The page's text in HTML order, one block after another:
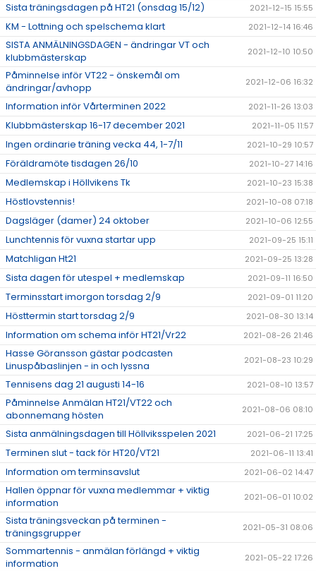
Sista träningsdagen på HT21 (onsdag 15/12) 2021-12-15 15:55
KM - Lottning och spelschema klart 2021-12-14 16:46
SISTA ANMÄLNINGSDAGEN - ändringar VT och
klubbmästerskap
2021-12-10 10:50
Påminnelse inför VT22 - önskemål om
ändringar/avhopp
2021-12-06 16:32
Information inför Vårterminen 2022 2021-11-26 13:03
Klubbmästerskap 16-17 december 2021 2021-11-05 11:57
Ingen ordinarie träning vecka 44, 1-7/11 2021-10-29 10:57
Föräldramöte tisdagen 26/10 2021-10-27 14:16
Medlemskap i Höllvikens Tk 2021-10-23 15:38
Höstlovstennis! 2021-10-08 07:18
Dagsläger (damer) 24 oktober 2021-10-06 12:55
Lunchtennis för vuxna startar upp 2021-09-25 15:11
Matchligan Ht21 2021-09-25 13:28
Sista dagen för utespel + medlemskap 2021-09-11 16:50
Terminsstart imorgon torsdag 2/9 2021-09-01 11:20
Hösttermin start torsdag 2/9 2021-08-30 13:14
Information om schema inför HT21/Vr22 2021-08-26 21:46
Hasse Göransson gästar podcasten
Linuspåbaslinjen - in och lyssna
2021-08-23 10:29
Tennisens dag 21 augusti 14-16 2021-08-10 13:57
Påminnelse Anmälan HT21/VT22 och
abonnemang hösten
2021-08-06 08:10
Sista anmälningsdagen till Höllviksspelen 2021 2021-06-21 17:25
Terminen slut - tack för HT20/VT21 2021-06-11 13:41
Information om terminsavslut 2021-06-02 14:47
Hallen öppnar för vuxna medlemmar + viktig
information
2021-06-01 10:02
Sista träningsveckan på terminen -
träningsgrupper
2021-05-31 08:06
Sommartennis - anmälan förlängd + viktig
information
2021-05-22 17:26